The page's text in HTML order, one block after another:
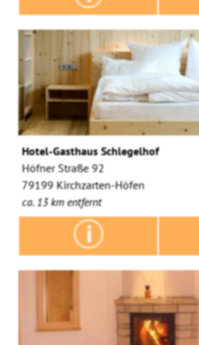
Hotel-Gasthaus Schlegelhof
Höfner Straße 92
79199 Kirchzarten-Höfen
ca. 13 km entfernt